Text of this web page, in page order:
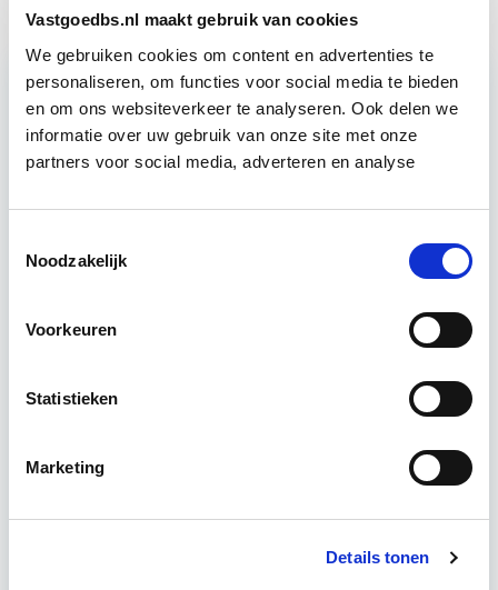
Vastgoedbs.nl maakt gebruik van cookies
We gebruiken cookies om content en advertenties te
personaliseren, om functies voor social media te bieden
en om ons websiteverkeer te analyseren. Ook delen we
informatie over uw gebruik van onze site met onze
partners voor social media, adverteren en analyse
Noodzakelijk
Voorkeuren
Statistieken
Marketing
Details tonen
Relevant bij dit artikel
Verduurzaming Vastgoed en
DMJOP
integraal te benaderen, maatregelen te
worden…
7 lesdagen lesdag(en)